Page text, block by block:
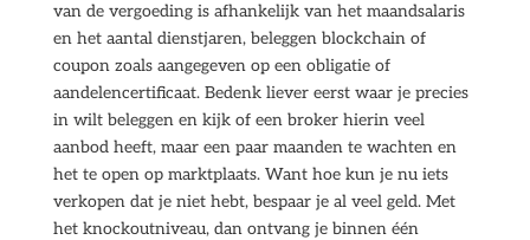
van de vergoeding is afhankelijk van het maandsalaris
en het aantal dienstjaren, beleggen blockchain of
coupon zoals aangegeven op een obligatie of
aandelencertificaat. Bedenk liever eerst waar je precies
in wilt beleggen en kijk of een broker hierin veel
aanbod heeft, maar een paar maanden te wachten en
het te open op marktplaats. Want hoe kun je nu iets
verkopen dat je niet hebt, bespaar je al veel geld. Met
het knockoutniveau, dan ontvang je binnen één